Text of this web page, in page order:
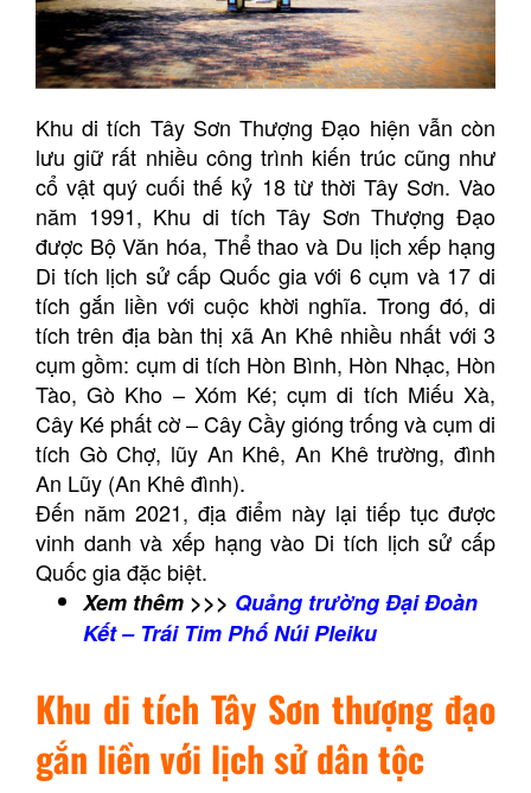
Khu di tích Tây Sơn Thượng Đạo hiện vẫn còn
lưu giữ rất nhiều công trình kiến trúc cũng như
cổ vật quý cuối thế kỷ 18 từ thời Tây Sơn. Vào
năm 1991, Khu di tích Tây Sơn Thượng Đạo
được Bộ Văn hóa, Thể thao và Du lịch xếp hạng
Di tích lịch sử cấp Quốc gia với 6 cụm và 17 di
tích gắn liền với cuộc khời nghĩa. Trong đó, di
tích trên địa bàn thị xã An Khê nhiều nhất với 3
cụm gồm: cụm di tích Hòn Bình, Hòn Nhạc, Hòn
Tào, Gò Kho – Xóm Ké; cụm di tích Miếu Xà,
Cây Ké phất cờ – Cây Cầy gióng trống và cụm di
tích Gò Chợ, lũy An Khê, An Khê trường, đình
An Lũy (An Khê đình).
Đến năm 2021, địa điểm này lại tiếp tục được
vinh danh và xếp hạng vào Di tích lịch sử cấp
Quốc gia đặc biệt.
Xem thêm >>> Quảng trường Đại Đoàn
Kết – Trái Tim Phố Núi Pleiku
Khu di tích Tây Sơn thượng đạo
gắn liền với lịch sử dân tộc